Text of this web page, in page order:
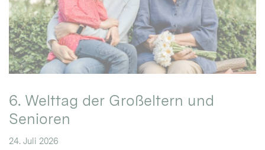
6. Welttag der Großeltern und
Senioren
24. Juli 2026